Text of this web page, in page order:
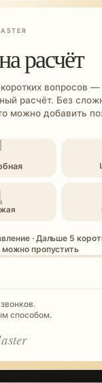
расчёт
вопросов
расчёт. Без
можно добавить
пропустить
способом.